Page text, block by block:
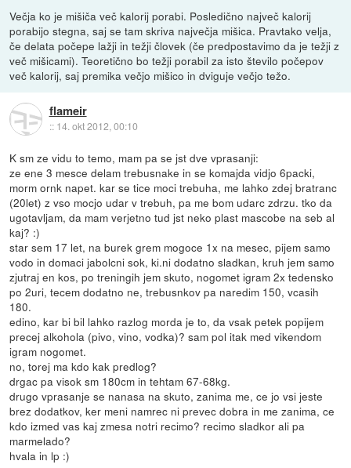
Večja ko je mišiča več kalorij porabi. Posledično največ kalorij
porabijo stegna, saj se tam skriva največja mišica. Pravtako velja,
če delata počepe lažji in težji človek (če predpostavimo da je težji z
več mišicami). Teoretično bo težji porabil za isto število počepov
več kalorij, saj premika večjo mišico in dviguje večjo težo.
flameir
:: 14. okt 2012, 00:10
K sm ze vidu to temo, mam pa se jst dve vprasanji:
ze ene 3 mesce delam trebusnake in se komajda vidjo 6packi,
morm ornk napet. kar se tice moci trebuha, me lahko zdej bratranc
(20let) z vso mocjo udar v trebuh, pa me bom udarc zdrzu. tko da
ugotavljam, da mam verjetno tud jst neko plast mascobe na seb al
kaj? :)
star sem 17 let, na burek grem mogoce 1x na mesec, pijem samo
vodo in domaci jabolcni sok, ki.ni dodatno sladkan, kruh jem samo
zjutraj en kos, po treningih jem skuto, nogomet igram 2x tedensko
po 2uri, tecem dodatno ne, trebusnkov pa naredim 150, vcasih
180.
edino, kar bi bil lahko razlog morda je to, da vsak petek popijem
precej alkohola (pivo, vino, vodka)? sam pol itak med vikendom
igram nogomet.
no, torej ma kdo kak predlog?
drgac pa visok sm 180cm in tehtam 67-68kg.
drugo vprasanje se nanasa na skuto, zanima me, ce jo vsi jeste
brez dodatkov, ker meni namrec ni prevec dobra in me zanima, ce
kdo izmed vas kaj zmesa notri recimo? recimo sladkor ali pa
marmelado?
hvala in lp :)